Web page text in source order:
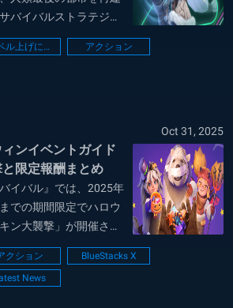
バイバルストラテジー
は凍てつく荒野に建つ
せ、食糧や木材、鉄な
しながら人口を増やし
レベル上げに関するガイド
アクション
Oct 31, 2025
ィンイベントガイド
と限定報酬まとめ
イバル』では、2025年
での期間限定でハロウ
ン大襲撃」が開催され
は、マップ上に現れる
討伐や、ハロウィン限
で特別な報酬を獲得で
クション
BlueStacks X
News